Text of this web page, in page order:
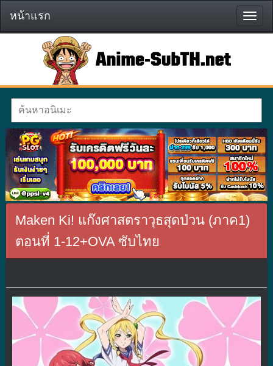
หน้า
แรก
หน้าแรก
Maken Ki! แก๊งศาสตราวุธสุดป่วน (ภาค1)
ตอนที่ 1-12+OVA ซับไทย